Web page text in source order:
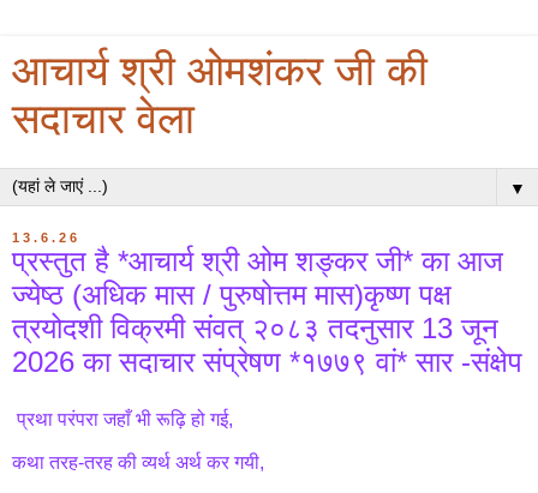
आचार्य श्री ओमशंकर जी की
सदाचार वेला
▼
13.6.26
प्रस्तुत है *आचार्य श्री ओम शङ्कर जी* का आज
ज्येष्ठ (अधिक मास / पुरुषोत्तम मास)कृष्ण पक्ष
त्रयोदशी विक्रमी संवत् २०८३ तदनुसार 13 जून
2026 का सदाचार संप्रेषण *१७७९ वां* सार -संक्षेप
प्रथा परंपरा जहाँ भी रूढ़ि हो गई,
कथा तरह-तरह की व्यर्थ अर्थ कर गयी,